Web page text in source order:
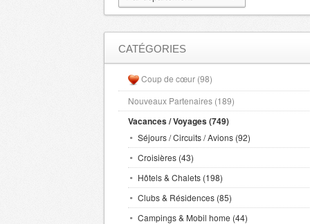
CATÉGORIES
Coup de cœur (98)
Nouveaux Partenaires (189)
Vacances / Voyages (749)
Séjours / Circuits / Avions (92)
Croisières (43)
Hôtels & Chalets (198)
Clubs & Résidences (85)
Campings & Mobil home (44)